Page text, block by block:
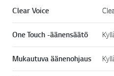
Clear Voice
One Touch -äänensäätö
Mukautuva äänenohjaus